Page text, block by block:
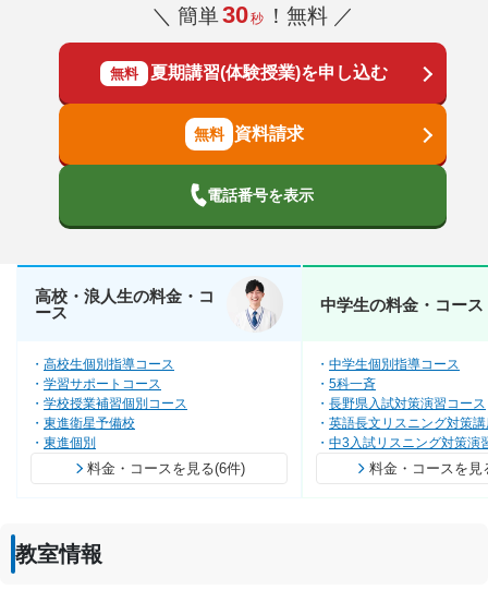
＼ 簡単30秒 ！無料 ／
無料 夏期講習(体験授業)を申し込む
資料請求
電話番号を表示
高校・浪人生の料金・コ
ース
高校生個別指導コース
学習サポートコース
学校授業補習個別コース
東進衛星予備校
東進個別
料金・コースを見る(6件)
中学生の料金・コース
中学生個別指導コース
5科一斉
長野県入試対策演習コース
英語長文リスニング対策
中3入試リスニング対策演
料金・コースを見
教室情報